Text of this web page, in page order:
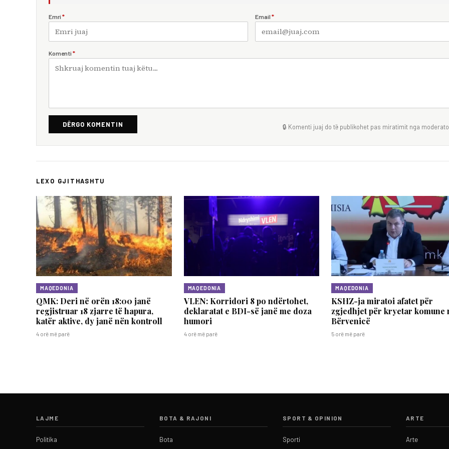
Emri * Email *
Komenti *
DËRGO KOMENTIN 🔒 Komenti juaj do të publikohet pas miratimit nga
LEXO GJITHASHTU
MAQEDONIA
QMK: Deri në orën 18:00 janë
regjistruar 18 zjarre të hapura,
katër aktive, dy janë nën kontroll
4 orë më parë
MAQEDONIA
VLEN: Korridori 8 po ndërtohet,
deklaratat e BDI-së janë me doza ​
humori
4 orë më parë
MAQEDONIA
KSHZ-ja miratoi afatet për
zgjedhjet për kryetar komune
Bërvenicë
5 orë më parë
LAJME
Politika
BOTA & RAJONI
Bota
SPORT & OPINION
Sporti
ARTE
Arte